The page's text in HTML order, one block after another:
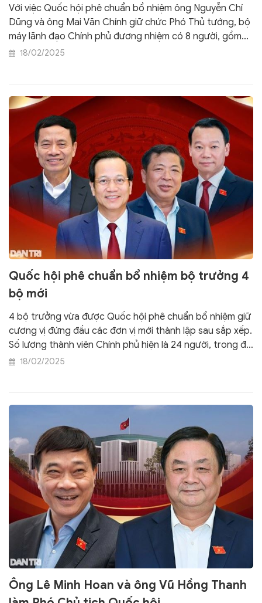
Với việc Quốc hội phê chuẩn bổ nhiệm ông Nguyễn Chí
Dũng và ông Mai Văn Chính giữ chức Phó Thủ tướng, bộ
máy lãnh đạo Chính phủ đương nhiệm có 8 người, gồm
Thủ tướng Phạm Minh Chính, 7 phó thủ tướng.
18/02/2025
Quốc hội phê chuẩn bổ nhiệm bộ trưởng 4
bộ mới
4 bộ trưởng vừa được Quốc hội phê chuẩn bổ nhiệm giữ
cương vị đứng đầu các đơn vị mới thành lập sau sắp xếp.
Số lượng thành viên Chính phủ hiện là 24 người, trong đó
có 1 phó thủ tướng kiêm bộ trưởng.
18/02/2025
Ông Lê Minh Hoan và ông Vũ Hồng Thanh